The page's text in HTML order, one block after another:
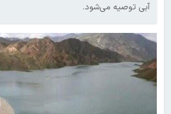
آبی توصیه می‌شود.